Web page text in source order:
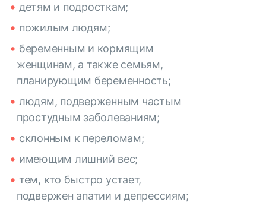
детям и подросткам;
пожилым людям;
беременным и кормящим
женщинам, а также семьям,
планирующим беременность;
людям, подверженным частым
простудным заболеваниям;
склонным к переломам;
имеющим лишний вес;
тем, кто быстро устает,
подвержен апатии и депрессиям;